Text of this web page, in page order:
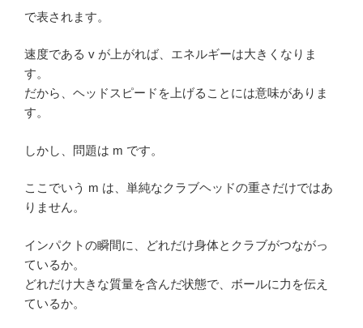
で表されます。
速度である v が上がれば、エネルギーは大きくなりま
す。
だから、ヘッドスピードを上げることには意味がありま
す。
しかし、問題は m です。
ここでいう m は、単純なクラブヘッドの重さだけではあ
りません。
インパクトの瞬間に、どれだけ身体とクラブがつながっ
ているか。
どれだけ大きな質量を含んだ状態で、ボールに力を伝え
ているか。